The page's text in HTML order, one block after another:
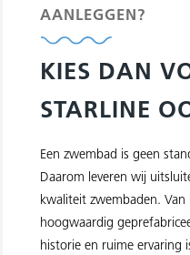
AANLEGGEN?
KIES DAN
STARLINE
Een zwembad is geen
Daarom leveren wij
kwaliteit zwembaden.
hoogwaardig
historie en ruime ervaring